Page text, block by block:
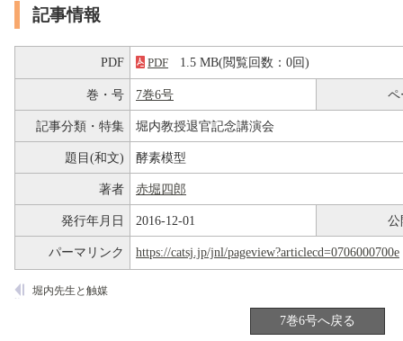
記事情報
PDF PDF 1.5 MB(閲覧回数：0回)
巻・号 7巻6号 ペ
記事分類・特集 堀内教授退官記念講演会
題目(和文) 酵素模型
著者 赤堀四郎
発行年月日 2016-12-01 公
パーマリンク https://catsj.jp/jnl/pageview?articlecd=0706000700e
堀内先生と触媒
7巻6号へ戻る